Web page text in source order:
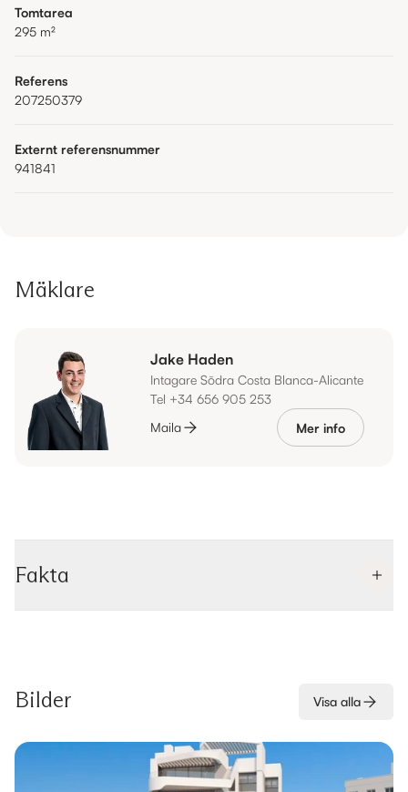
Tomtarea
295 m²
Referens
207250379
Externt referensnummer
941841
Mäklare
Jake Haden
Intagare Södra Costa Blanca-Alicante
Tel +34 656 905 253
Maila
Mer info
Fakta
Bilder Visa alla